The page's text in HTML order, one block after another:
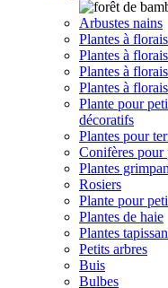
Arbustes nains
Plantes à
Plantes à
Plantes à
Plantes à
Plante pour
décoratifs
Plantes pour
Conifères pour
Plantes
Rosiers
Plante pour
Plantes de haie
Plantes
Petits arbres
Buis
Bulbes